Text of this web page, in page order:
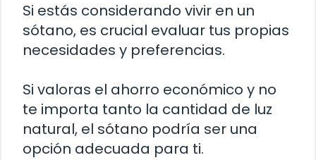
Si estás considerando vivir en un
sótano, es crucial evaluar tus propias
necesidades y preferencias.
Si valoras el ahorro económico y no
te importa tanto la cantidad de luz
natural, el sótano podría ser una
opción adecuada para ti.